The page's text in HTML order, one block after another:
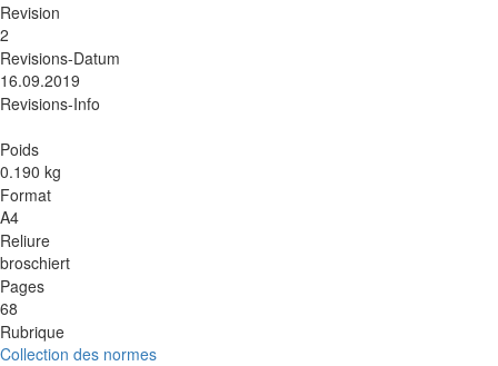
Revision
2
Revisions-Datum
16.09.2019
Revisions-Info
Poids
0.190 kg
Format
A4
Reliure
broschiert
Pages
68
Rubrique
Collection des normes